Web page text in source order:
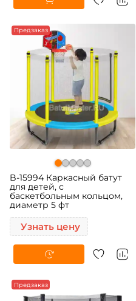
Предзаказ
B-15994 Каркасный батут
для детей, с
баскетбольным кольцом,
диаметр 5 фт
Узнать цену
Предзаказ